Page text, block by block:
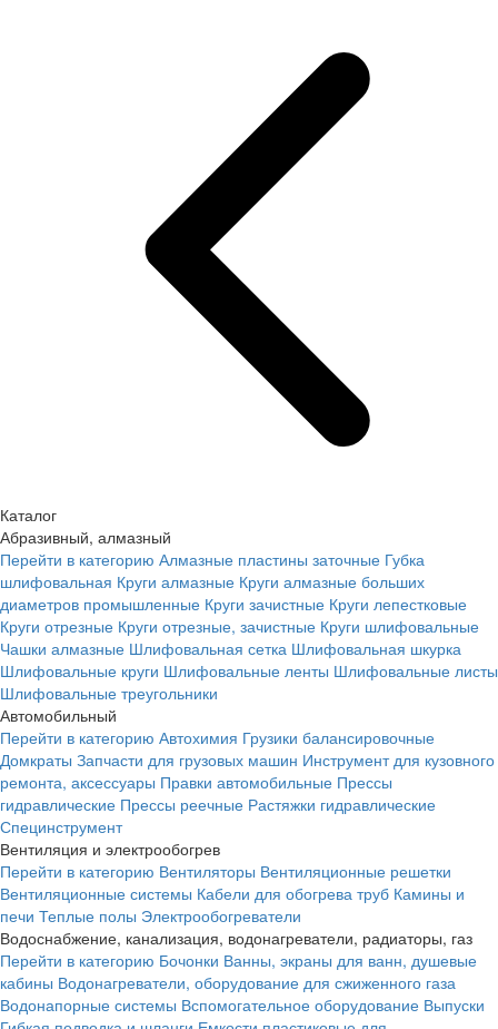
Каталог
Абразивный, алмазный
Перейти в категорию Алмазные пластины заточные Губка
шлифовальная Круги алмазные Круги алмазные больших
диаметров промышленные Круги зачистные Круги лепестковые
Круги отрезные Круги отрезные, зачистные Круги шлифовальные
Чашки алмазные Шлифовальная сетка Шлифовальная шкурка
Шлифовальные круги Шлифовальные ленты Шлифовальные листы
Шлифовальные треугольники
Автомобильный
Перейти в категорию Автохимия Грузики балансировочные
Домкраты Запчасти для грузовых машин Инструмент для кузовного
ремонта, аксессуары Правки автомобильные Прессы
гидравлические Прессы реечные Растяжки гидравлические
Специнструмент
Вентиляция и электрообогрев
Перейти в категорию Вентиляторы Вентиляционные решетки
Вентиляционные системы Кабели для обогрева труб Камины и
печи Теплые полы Электрообогреватели
Водоснабжение, канализация, водонагреватели, радиаторы, газ
Перейти в категорию Бочонки Ванны, экраны для ванн, душевые
кабины Водонагреватели, оборудование для сжиженного газа
Водонапорные системы Вспомогательное оборудование Выпуски